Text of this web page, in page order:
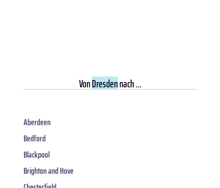
VonDresdennach ...
Aberdeen
Bedford
Blackpool
Brighton and Hove